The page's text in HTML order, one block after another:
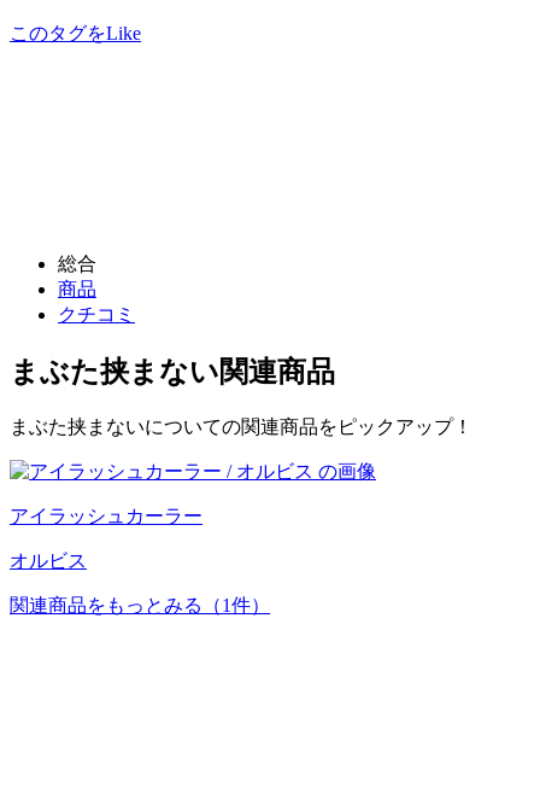
このタグをLike
総合
商品
クチコミ
まぶた挟まない関連商品
まぶた挟まないについての関連商品をピックアップ！
アイラッシュカーラー
オルビス
関連商品をもっとみる （1件）